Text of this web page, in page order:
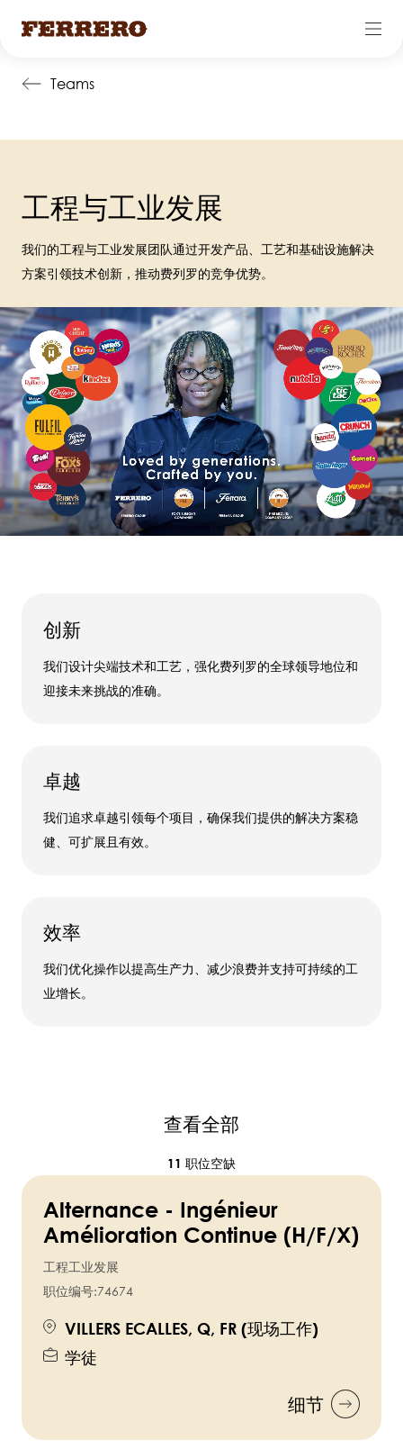
主
Teams
工程与工业发展
我们的工程与工业发展团队通过开发产品、工艺和基础设施解决
方案引领技术创新，推动费列罗的竞争优势。
创新
我们设计尖端技术和工艺，强化费列罗的全球领导地位和
迎接未来挑战的准确。
卓越
我们追求卓越引领每个项目，确保我们提供的解决方案稳
健、可扩展且有效。
效率
我们优化操作以提高生产力、减少浪费并支持可持续的工
业增长。
查看全部
11 职位空缺
Alternance - Ingénieur
Amélioration Continue (H/F/X)
工程工业发展
职位编号:74674
VILLERS ECALLES, Q, FR (现场工作)
学徒
细节